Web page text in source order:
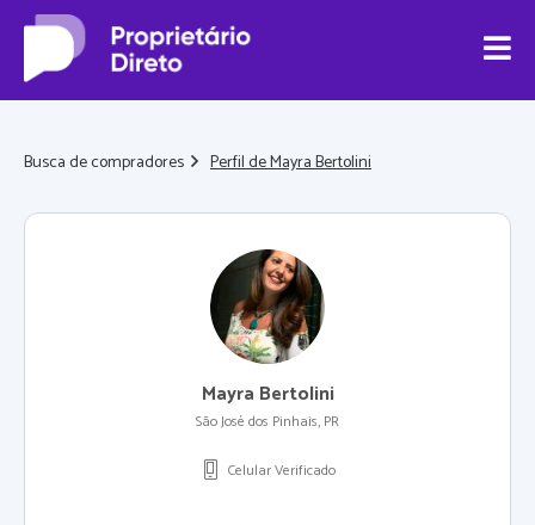
Busca de compradores Perfil de Mayra Bertolini
Mayra Bertolini
São José dos Pinhais, PR
Celular Verificado